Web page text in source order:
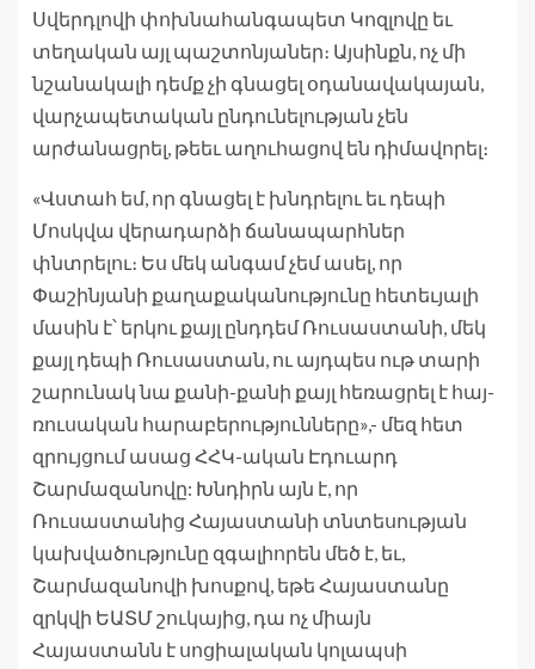
Սվերդլովի փոխնահանգապետ Կոզլովը եւ
տեղական այլ պաշտոնյաներ։ Այսինքն, ոչ մի
նշանակալի դեմք չի գնացել օդանավակայան,
վարչապետական ընդունելության չեն
արժանացրել, թեեւ աղուհացով են դիմավորել։
«Վստահ եմ, որ գնացել է խնդրելու եւ դեպի
Մոսկվա վերադարձի ճանապարհներ
փնտրելու։ Ես մեկ անգամ չեմ ասել, որ
Փաշինյանի քաղաքականությունը հետեւյալի
մասին է՝ երկու քայլ ընդդեմ Ռուսաստանի, մեկ
քայլ դեպի Ռուսաստան, ու այդպես ութ տարի
շարունակ նա քանի-քանի քայլ հեռացրել է հայ-
ռուսական հարաբերությունները»,- մեզ հետ
զրույցում ասաց ՀՀԿ-ական Էդուարդ
Շարմազանովը: Խնդիրն այն է, որ
Ռուսաստանից Հայաստանի տնտեսության
կախվածությունը զգալիորեն մեծ է, եւ,
Շարմազանովի խոսքով, եթե Հայաստանը
զրկվի ԵԱՏՄ շուկայից, դա ոչ միայն
Հայաստանն է սոցիալական կոլապսի